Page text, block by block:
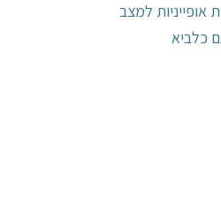
אופייניות למצב
כלביא